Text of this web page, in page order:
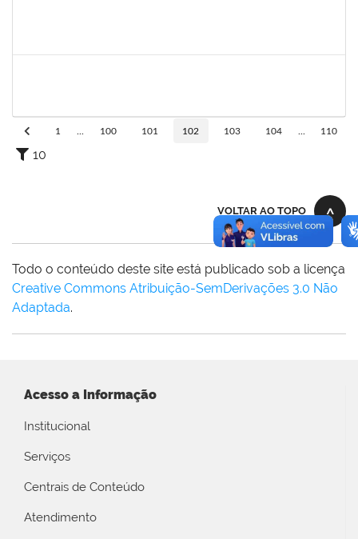
1 100 101 102 103 104 110
10
VOLTAR AO TOPO
Todo o conteúdo deste site está publicado sob a licença
Creative Commons Atribuição-SemDerivações 3.0 Não
Adaptada.
Acesso a Informação
Institucional
Serviços
Centrais de Conteúdo
Atendimento